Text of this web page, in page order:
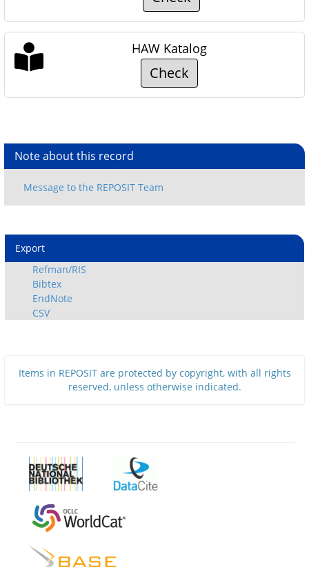
HAW Katalog
Check
Note about this record
Export
Refman/RIS
Bibtex
EndNote
CSV
Items in REPOSIT are protected by copyright, with all rights
reserved, unless otherwise indicated.